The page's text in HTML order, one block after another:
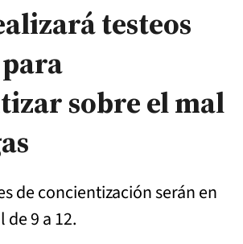
testeos
sobre el mal
de concientización serán en
de 9 a 12.